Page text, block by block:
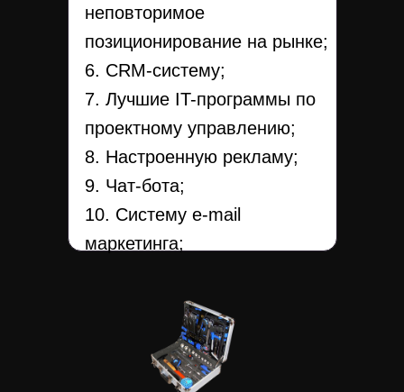
неповторимое
позиционирование на рынке;
6. CRM-систему;
7. Лучшие IT-программы по
проектному управлению;
8. Настроенную рекламу;
9. Чат-бота;
10. Систему e-mail
маркетинга;